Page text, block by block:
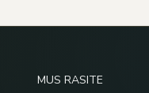
MUS RASITE